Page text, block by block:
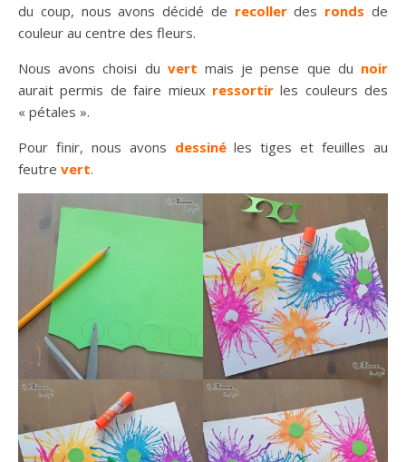
du coup, nous avons décidé de recoller des ronds de
couleur au centre des fleurs.
Nous avons choisi du vert mais je pense que du noir
aurait permis de faire mieux ressortir les couleurs des
« pétales ».
Pour finir, nous avons dessiné les tiges et feuilles au
feutre vert.